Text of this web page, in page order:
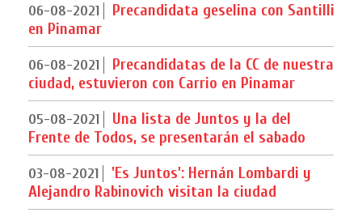
06-08-2021
Precandidata geselina con Santilli
en Pinamar
06-08-2021
Precandidatas de la CC de nuestra
ciudad, estuvieron con Carrio en Pinamar
05-08-2021
Una lista de Juntos y la del
Frente de Todos, se presentarán el sabado
03-08-2021
'Es Juntos': Hernán Lombardi y
Alejandro Rabinovich visitan la ciudad